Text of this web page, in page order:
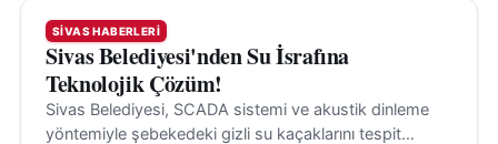
SIVAS HABERLERI
Sivas Belediyesi'nden Su İsrafına
Teknolojik Çözüm!
Sivas Belediyesi, SCADA sistemi ve akustik dinleme
yöntemiyle şebekedeki gizli su kaçaklarını tespit